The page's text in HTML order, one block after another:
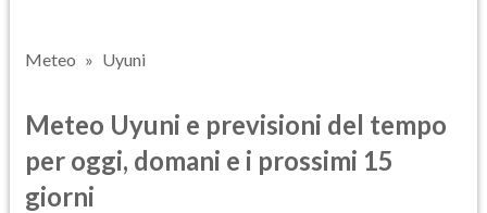
Meteo Uyuni
Meteo Uyuni e previsioni del tempo
per oggi, domani e i prossimi 15
giorni